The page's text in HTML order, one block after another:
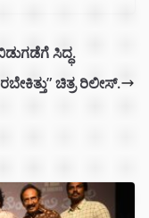
ಸಿದ್ಧ.
ಚಿತ್ರ ರಿಲೀಸ್.